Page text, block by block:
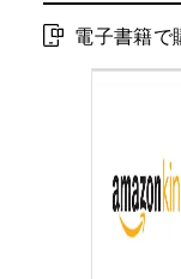
電子書籍で